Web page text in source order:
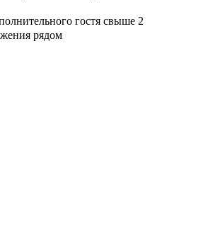
гостя свыше 2
рядом